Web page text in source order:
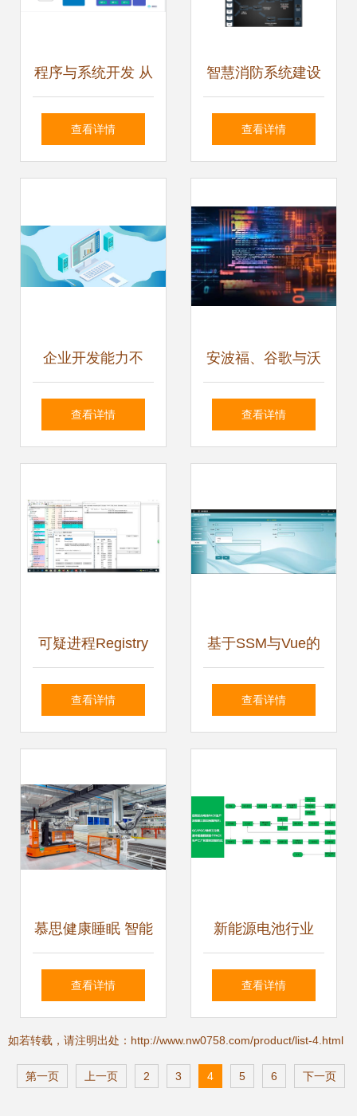
程序与系统开发 从
模型开发到高效部
查看详情
智慧消防系统建设
方案 程序与系统开
查看详情
企业开发能力不
足？专业程序员共
系统开发
查看详情
安波福、谷歌与沃
尔沃 三方联手重塑
查看详情
可疑进程Registry
与系统安全性分析
程？
查看详情
基于SSM与Vue的
高校毕业生信息采
查看详情
慕思健康睡眠 智能
制造引领高质量发
与系统开发的核心
查看详情
新能源电池行业
MES程序与系统开
关键引擎
查看详情
如若转载，请注明出处：http://www.nw0758.com/product/list-4.html
第一页 上一页 2 3 4 5 6 下一页